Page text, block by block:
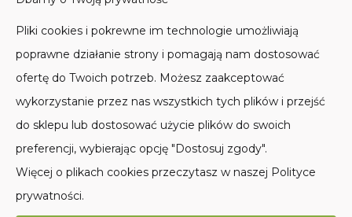
MOJE KONTO
Pliki cookies i pokrewne im technologie umożliwiają
poprawne działanie strony i pomagają nam dostosować
ofertę do Twoich potrzeb. Możesz zaakceptować
wykorzystanie przez nas wszystkich tych plików i przejść
do sklepu lub dostosować użycie plików do swoich
preferencji, wybierając opcję "Dostosuj zgody".
Więcej o plikach cookies przeczytasz w naszej Polityce
prywatności.